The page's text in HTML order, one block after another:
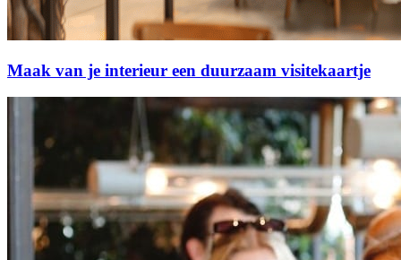
Maak van je interieur een duurzaam visitekaartje